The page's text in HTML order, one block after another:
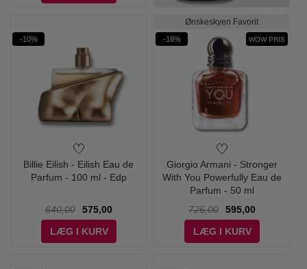
-10%
Billie Eilish - Eilish Eau de
Parfum - 100 ml - Edp
640,00
575,00
LÆG I KURV
Ønskeskyen Favorit
-18% WOW PRIS
Giorgio Armani - Stronger
With You Powerfully Eau de
Parfum - 50 ml
725,00
595,00
LÆG I KURV